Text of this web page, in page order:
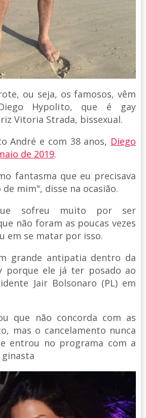
ou seja, os famosos, vêm
Hypolito, que é gay
Vitoria Strada, bissexual.
André e com 38 anos, Diego
de 2019.
fantasma que eu precisava
mim", disse na ocasião.
sofreu muito por ser
não foram as poucas vezes
em se matar por isso.
grande antipatia dentro da
porque ele já ter posado ao
Jair Bolsonaro (PL) em
que não concorda com as
mas o cancelamento nunca
entrou no programa com a